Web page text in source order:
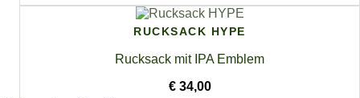
RUCKSACK HYPE
Rucksack mit IPA Emblem
€ 34,00